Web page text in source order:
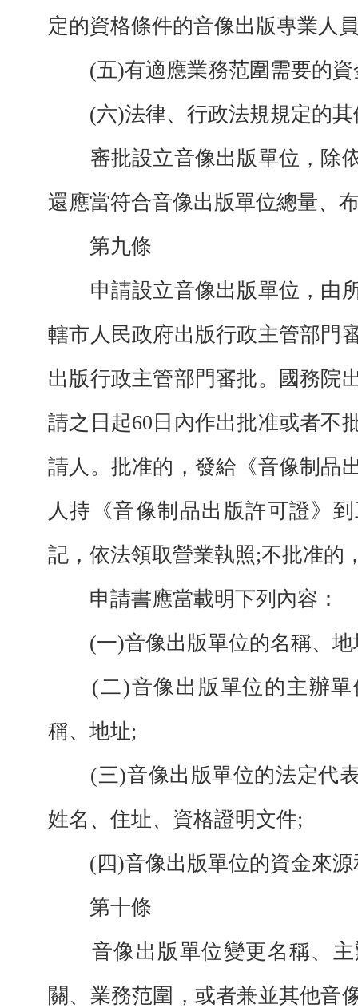
定的資格條件的音像出版專業人
(五)有適應業務范圍需要的資
(六)法律、行政法規規定的其
審批設立音像出版單位，除
還應當符合音像出版單位總量、
第九條
申請設立音像出版單位，由
轄市人民政府出版行政主管部門
出版行政主管部門審批。國務院
請之日起60日內作出批准或者不
請人。批准的，發給《音像制品
人持《音像制品出版許可證》
記，依法領取營業執照;不批准的
申請書應當載明下列內容：
(一)音像出版單位的名稱、地
(二)音像出版單位的主辦單
稱、地址;
(三)音像出版單位的法定代表
姓名、住址、資格證明文件;
(四)音像出版單位的資金來源
第十條
音像出版單位變更名稱、主
關、業務范圍，或者兼並其他音